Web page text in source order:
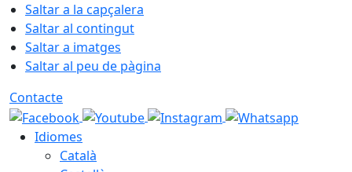
Saltar a la capçalera
Saltar al contingut
Saltar a imatges
Saltar al peu de pàgina
Contacte
Idiomes
Català